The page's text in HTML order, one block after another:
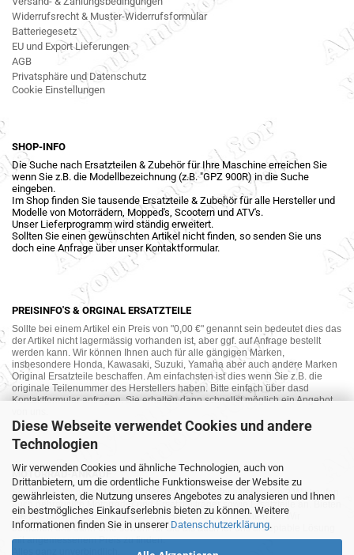
Diese Webseite verwendet Cookies und andere
Technologien
Wir verwenden Cookies und ähnliche Technologien, auch von
Drittanbietern, um die ordentliche Funktionsweise der Website zu
gewährleisten, die Nutzung unseres Angebotes zu analysieren und Ihnen
ein bestmögliches Einkaufserlebnis bieten zu können. Weitere
Informationen finden Sie in unserer Datenschutzerklärung.
Widerrufsrecht & Muster-Widerrufsformular
Batteriegesetz
EU und Export Lieferungen
AGB
Privatsphäre und Datenschutz
Cookie Einstellungen
SHOP-INFO
Die Suche nach Ersatzteilen & Zubehör für Ihre Maschine erreichen Sie
wenn Sie z.B. die Modellbezeichnung (z.B. "GPZ 900R) in die Suche
eingeben.
Im Shop finden Sie tausende Ersatzteile & Zubehör für alle Hersteller und
Modelle von Motorrädern, Mopped's, Scootern und ATV's.
Unser Lieferprogramm wird ständig erweitert.
Sollten Sie einen gewünschten Artikel nicht finden, so senden Sie uns
doch eine Anfrage über unser Kontaktformular.
PREISINFO'S & ORGINAL ERSATZTEILE
Sollte bei einem Artikel ein Preis von "0,00 €" genannt sein bedeutet dies das
der Artikel nicht lagermässig vorhanden ist, aber ggf. auf Anfrage bestellt
werden kann. Wir können Ihnen auch für alle gängigen Marken,
insbesondere Honda, Kawasaki, Suzuki, Yamaha aber auch andere Marken
Original Ersatzteile beschaffen. Am einfachsten ist dies wenn Sie z.B. die
originale Teilenummer des Herstellers haben. Bitte einfach über dasd
Kontaktformular anfragen. Sie erhalten dann schnellst möglich ein Angebot
MOTORRAD-ANKAUF
Sie möchte Ihr altes Motorrad oder Ihre Motorradteile verkaufen ? Wir kaufen
auch gebrauchte Motorräder und Ersatzteilträger sowie Ersatzteile an. Bieten
Sie uns doch unverbindlich das was Sie verkaufen möchten an. Wir
bemühen uns dann eine sowohl für Sie als auch für uns akzeptable Lösung
mit angemessenem Preis zu finden.